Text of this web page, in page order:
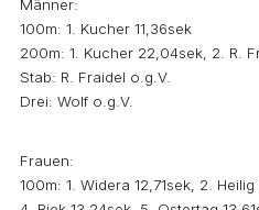
Männer:
100m: 1. Kucher 11,36sek
200m: 1. Kucher 22,04sek, 2. R.
Stab: R. Fraidel o.g.V.
Drei: Wolf o.g.V.
Frauen:
100m: 1. Widera 12,71sek, 2.